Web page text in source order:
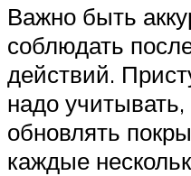
Важно быть
соблюдать
действий.
надо
обновлять
каждые